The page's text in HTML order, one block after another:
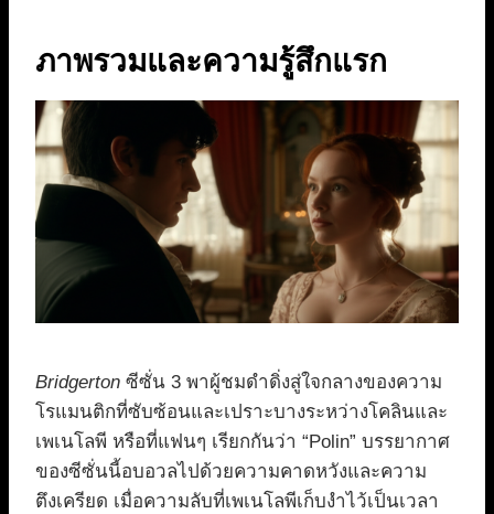
ภาพรวมและความรู้สึกแรก
Bridgerton ซีซั่น 3 พาผู้ชมดำดิ่งสู่ใจกลางของความ
โรแมนติกที่ซับซ้อนและเปราะบางระหว่างโคลินและ
เพเนโลพี หรือที่แฟนๆ เรียกกันว่า “Polin” บรรยากาศ
ของซีซั่นนี้อบอวลไปด้วยความคาดหวังและความ
ตึงเครียด เมื่อความลับที่เพเนโลพีเก็บงำไว้เป็นเวลา